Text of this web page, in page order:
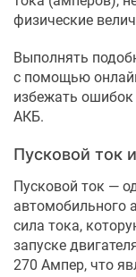
физические
Выполнять
с помощью
избежать ошибок
АКБ.
Пусковой ток
Пусковой ток —
автомобильного
сила тока,
запуске
270 Ампер, что